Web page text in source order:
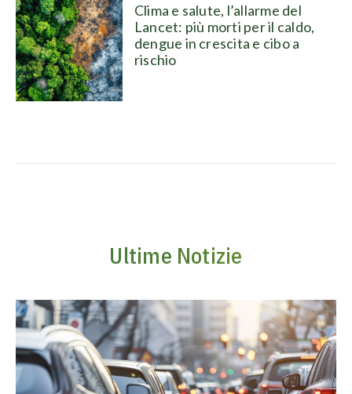
Clima e salute, l’allarme del
Lancet: più morti per il caldo,
dengue in crescita e cibo a
rischio
Ultime Notizie